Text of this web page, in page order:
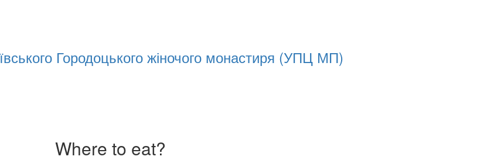
Городоцького жіночого монастиря (УПЦ МП)
Where to eat?